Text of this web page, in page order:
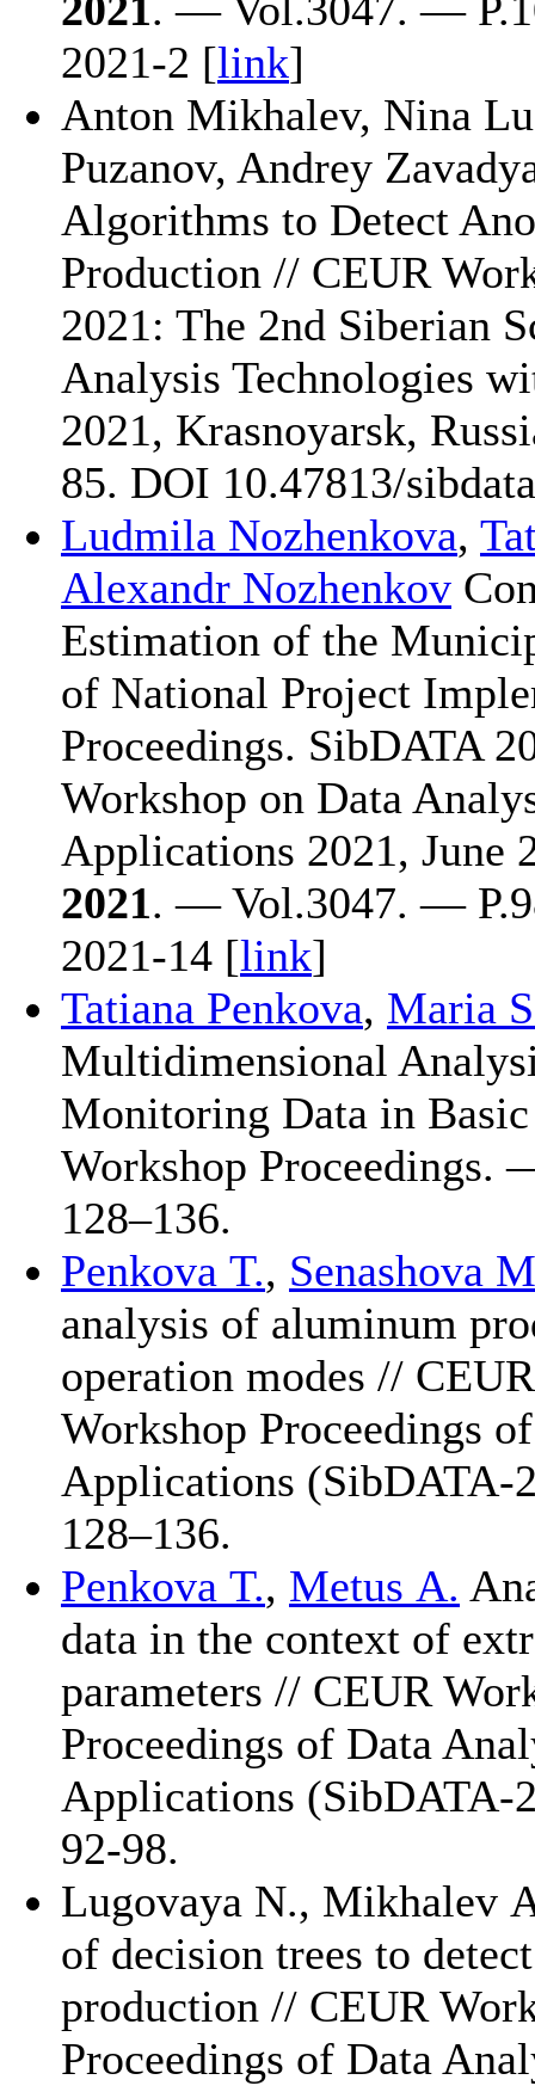
2021-2 [link]
Anton Mikhalev, Nina
Puzanov, Andrey
Algorithms to Detect
Production // CEUR
2021: The 2nd Siberian
Analysis Technologies
2021, Krasnoyarsk,
85. DOI 10.47813/
Ludmila Nozhenkova,
Alexandr Nozhenkov
Estimation of the
of National Project
Proceedings. SibDATA
Workshop on Data
Applications 2021, June
2021. — Vol.3047. — P.
2021-14 [link]
Tatiana Penkova, Maria
Multidimensional
Monitoring Data in
Workshop
128–136.
Penkova T., Senashova
analysis of aluminum
operation modes //
Workshop Proceedings
Applications
128–136.
Penkova T., Metus A.
data in the context of
parameters // CEUR
Proceedings of Data
Applications
92-98.
Lugovaya N., Mikhalev
of decision trees to
production // CEUR
Proceedings of Data